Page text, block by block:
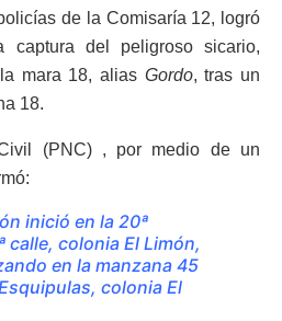
de la Comisaría 12, logró
captura del peligroso sicario,
mara 18, alias Gordo, tras un
18.
(PNC) , por medio de un
inició en la 20ª
calle, colonia El Limón,
en la manzana 45
colonia El